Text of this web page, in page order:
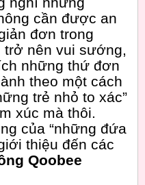
cần được an
đơn trong
trở nên vui sướng,
những thứ đơn
theo một cách
trẻ nhỏ to xác”
xúc mà thôi.
của “những đứa
thiệu đến các
Qoobee